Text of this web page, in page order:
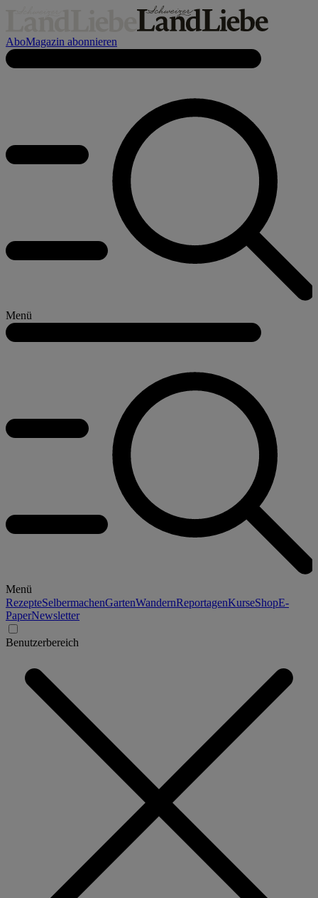
AboMagazin abonnieren
Menü
Menü
RezepteSelbermachenGartenWandernReportagenKurseShopE-
PaperNewsletter
Benutzerbereich